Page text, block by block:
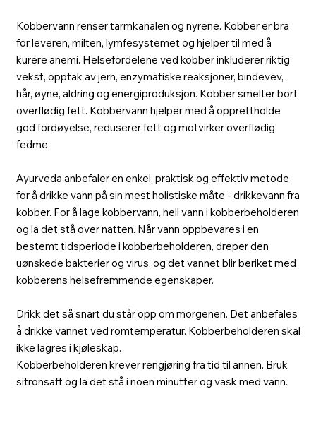
Kobbervann renser tarmkanalen og nyrene. Kobber er bra
for leveren, milten, lymfesystemet og hjelper til med å
kurere anemi. Helsefordelene ved kobber inkluderer riktig
vekst, opptak av jern, enzymatiske reaksjoner, bindevev,
hår, øyne, aldring og energiproduksjon. Kobber smelter bort
overflødig fett. Kobbervann hjelper med å opprettholde
god fordøyelse, reduserer fett og motvirker overflødig
fedme.
Ayurveda anbefaler en enkel, praktisk og effektiv metode
for å drikke vann på sin mest holistiske måte - drikkevann fra
kobber. For å lage kobbervann, hell vann i kobberbeholderen
og la det stå over natten. Når vann oppbevares i en
bestemt tidsperiode i kobberbeholderen, dreper den
uønskede bakterier og virus, og det vannet blir beriket med
kobberens helsefremmende egenskaper.
Drikk det så snart du står opp om morgenen. Det anbefales
å drikke vannet ved romtemperatur. Kobberbeholderen skal
ikke lagres i kjøleskap.
Kobberbeholderen krever rengjøring fra tid til annen. Bruk
sitronsaft og la det stå i noen minutter og vask med vann.